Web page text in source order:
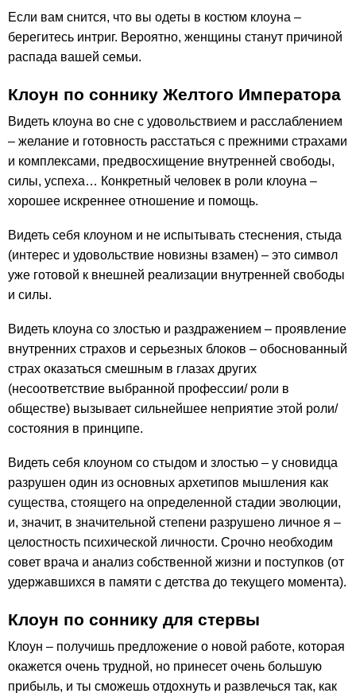
Если вам снится, что вы одеты в костюм клоуна –
берегитесь интриг. Вероятно, женщины станут причиной
распада вашей семьи.
Клоун по соннику Желтого Императора
Видеть клоуна во сне с удовольствием и расслаблением
– желание и готовность расстаться с прежними страхами
и комплексами, предвосхищение внутренней свободы,
силы, успеха… Конкретный человек в роли клоуна –
хорошее искреннее отношение и помощь.
Видеть себя клоуном и не испытывать стеснения, стыда
(интерес и удовольствие новизны взамен) – это символ
уже готовой к внешней реализации внутренней свободы
и силы.
Видеть клоуна со злостью и раздражением – проявление
внутренних страхов и серьезных блоков – обоснованный
страх оказаться смешным в глазах других
(несоответствие выбранной профессии/ роли в
обществе) вызывает сильнейшее неприятие этой роли/
состояния в принципе.
Видеть себя клоуном со стыдом и злостью – у сновидца
разрушен один из основных архетипов мышления как
существа, стоящего на определенной стадии эволюции,
и, значит, в значительной степени разрушено личное я –
целостность психической личности. Срочно необходим
совет врача и анализ собственной жизни и поступков (от
удержавшихся в памяти с детства до текущего момента).
Клоун по соннику для стервы
Клоун – получишь предложение о новой работе, которая
окажется очень трудной, но принесет очень большую
прибыль, и ты сможешь отдохнуть и развлечься так, как